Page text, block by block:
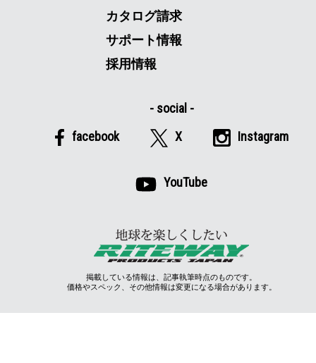
カタログ請求
サポート情報
採用情報
facebook X Instagram
YouTube
掲載している情報は、記事執筆時点のものです。
価格やスペック、その他情報は変更になる場合があります。